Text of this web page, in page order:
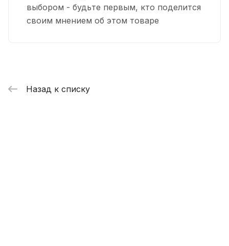
выбором - будьте первым, кто поделится
своим мнением об этом товаре
Назад к списку